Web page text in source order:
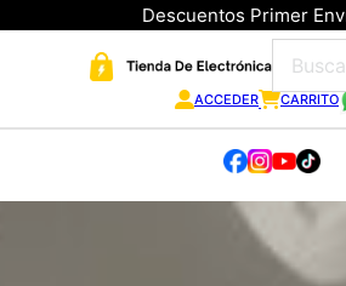
Descuentos Primer
ACCEDER CARRITO